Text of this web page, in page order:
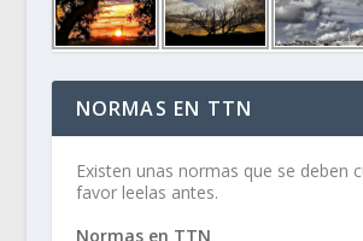
NORMAS EN TTN
Existen unas normas que se deben
favor leelas antes.
Normas en TTN